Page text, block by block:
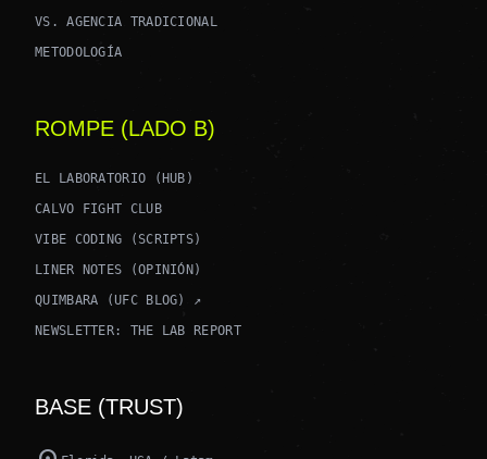
VS. AGENCIA TRADICIONAL
METODOLOGÍA
ROMPE (LADO B)
EL LABORATORIO (HUB)
CALVO FIGHT CLUB
VIBE CODING (SCRIPTS)
LINER NOTES (OPINIÓN)
QUIMBARA (UFC BLOG) ↗
NEWSLETTER: THE LAB REPORT
BASE (TRUST)